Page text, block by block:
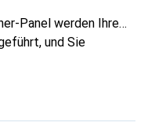
Panel werden Ihre
und Sie
Ring-Haken und
können.